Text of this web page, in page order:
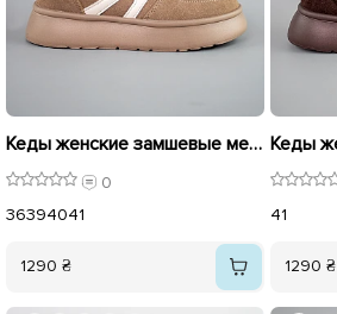
Кеды женские замшевые мех 593445 Бежевые
0
36394041
1290 ₴
41
1290 ₴